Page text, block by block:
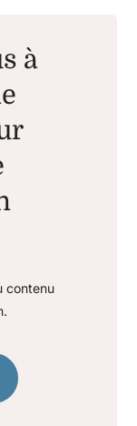
à
contenu